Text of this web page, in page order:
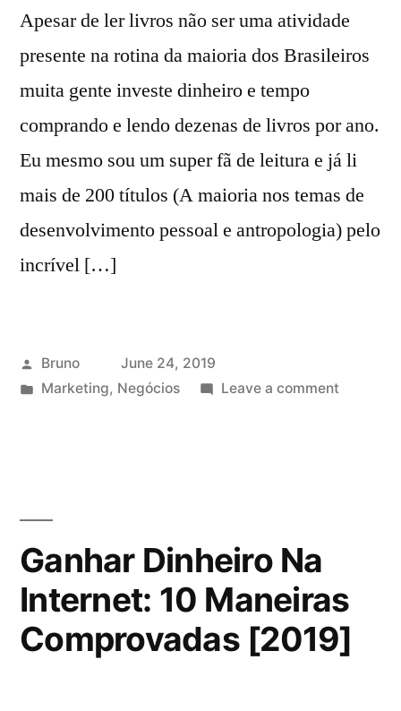
Apesar de ler livros não ser uma atividade
presente na rotina da maioria dos Brasileiros
muita gente investe dinheiro e tempo
comprando e lendo dezenas de livros por ano.
Eu mesmo sou um super fã de leitura e já li
mais de 200 títulos (A maioria nos temas de
desenvolvimento pessoal e antropologia) pelo
incrível […]
Posted
by
Bruno
June 24, 2019
Posted
Marketing, Negócios Leave a commenton
em
Ganhar Dinheiro Na
Internet: 10 Maneiras
Comprovadas [2019]